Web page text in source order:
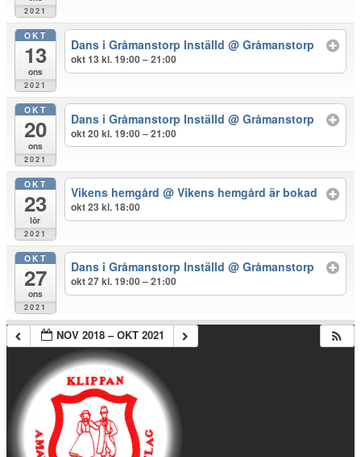
2021
OKT
13
ons
2021
Dans i Gråmanstorp Inställd@ Gråmanstorp
okt 13 kl. 19:00 – 21:00
OKT
20
ons
2021
Dans i Gråmanstorp Inställd@ Gråmanstorp
okt 20 kl. 19:00 – 21:00
OKT
23
lör
2021
Vikens hemgård@ Vikens hemgård är bokad
okt 23 kl. 18:00
OKT
27
ons
2021
Dans i Gråmanstorp Inställd@ Gråmanstorp
okt 27 kl. 19:00 – 21:00
NOV 2018 – OKT 2021